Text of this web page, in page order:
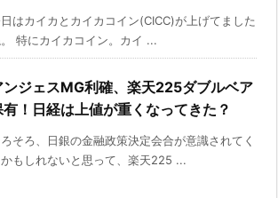
はカイカとカイカコイン(CICC)が上げてました
特にカイカコイン。カイ ...
ンジェスMG利確、楽天225ダブルベア
有！日経は上値が重くなってきた？
そろ、日銀の金融政策決定会合が意識されてく
もしれないと思って、楽天225 ...